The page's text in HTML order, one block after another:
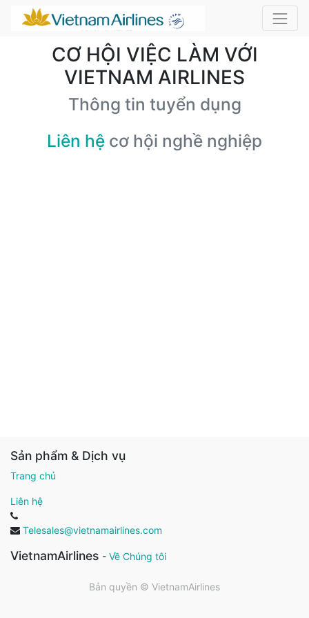
CƠ HỘI VIỆC LÀM VỚI
VIETNAM AIRLINES
Thông tin tuyển dụng
Liên hệ cơ hội nghề nghiệp
Sản phẩm & Dịch vụ
Trang chủ
Liên hệ
Telesales@vietnamairlines.com
VietnamAirlines - Về Chúng tôi
Bản quyền © VietnamAirlines